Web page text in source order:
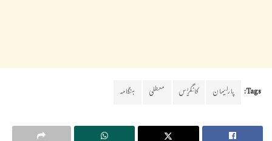
Tags: پارلیمان کانگریس معطلی ہنگامہ